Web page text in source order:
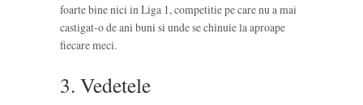
foarte bine nici in Liga 1, competitie pe care nu a mai
castigat-o de ani buni si unde se chinuie la aproape
fiecare meci.
3. Vedetele